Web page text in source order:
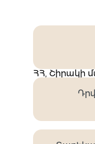
ՀՀ, Շիրակի